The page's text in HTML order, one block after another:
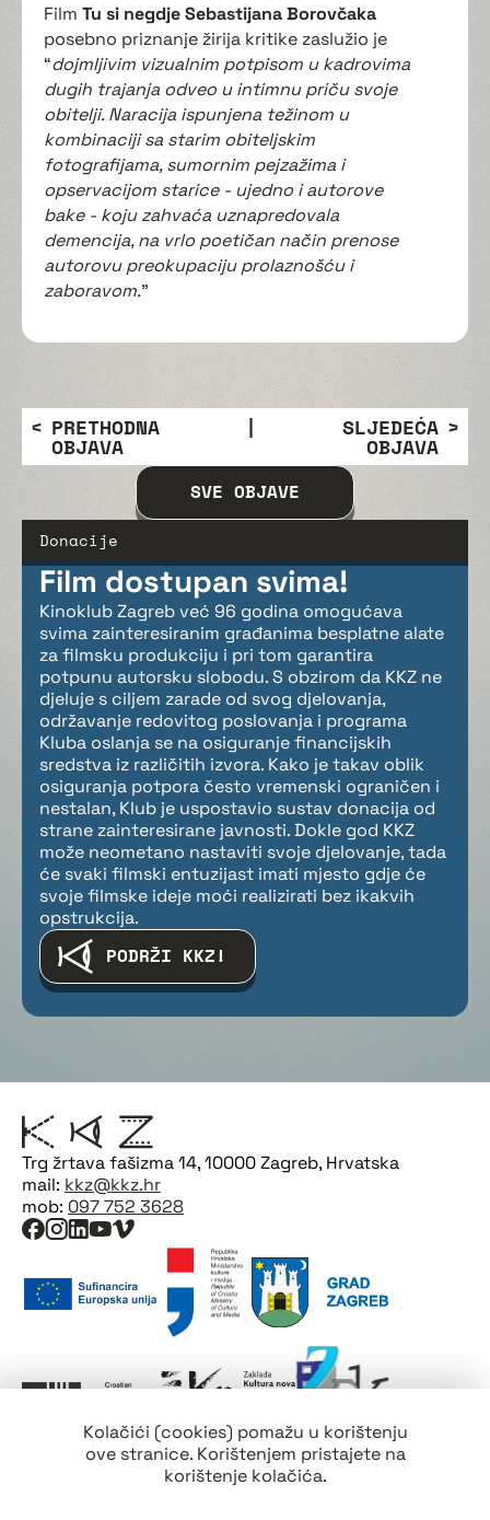
Kolačići (cookies) pomažu u korištenju
ove stranice. Korištenjem pristajete na
korištenje kolačića.
Film Tu si negdjeSebastijana Borovčaka
posebno priznanje žirija kritike zaslužio je
“dojmljivim vizualnim potpisom u kadrovima
dugih trajanja odveo u intimnu priču svoje
obitelji. Naracija ispunjena težinom u
kombinaciji sa starim obiteljskim
fotografijama, sumornim pejzažima i
opservacijom starice - ujedno i autorove
bake - koju zahvaća uznapredovala
demencija, na vrlo poetičan način prenose
autorovu preokupaciju prolaznošću i
zaboravom.”
PRETHODNA
OBJAVA
| SLJEDEĆA
OBJAVA
SVE OBJAVE
Donacije
Film dostupan svima!
Kinoklub Zagreb već 96 godina omogućava
svima zainteresiranim građanima besplatne alate
za filmsku produkciju i pri tom garantira
potpunu autorsku slobodu. S obzirom da KKZ ne
djeluje s ciljem zarade od svog djelovanja,
održavanje redovitog poslovanja i programa
Kluba oslanja se na osiguranje financijskih
sredstva iz različitih izvora. Kako je takav oblik
osiguranja potpora često vremenski ograničen i
nestalan, Klub je uspostavio sustav donacija od
strane zainteresirane javnosti. Dokle god KKZ
može neometano nastaviti svoje djelovanje, tada
će svaki filmski entuzijast imati mjesto gdje će
svoje filmske ideje moći realizirati bez ikakvih
opstrukcija.
PODRŽI KKZ!
Trg žrtava fašizma 14, 10000 Zagreb, Hrvatska
mail: kkz@kkz.hr
mob: 097 752 3628